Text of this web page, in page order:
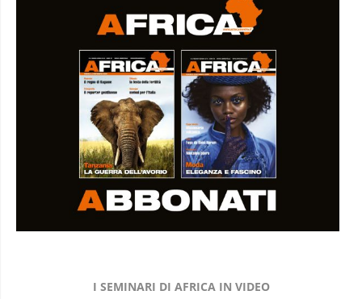
I SEMINARI DI AFRICA IN VIDEO